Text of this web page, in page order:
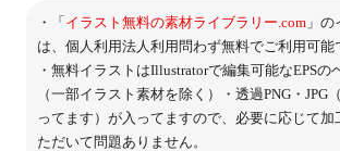
・「イラスト無料の素材ライブラリー.com」の
は、個人利用法人利用問わず無料でご利用可能
・無料イラストはIllustratorで編集可能なEPSの
（一部イラスト素材を除く）・透過PNG・JPG
ってます）が入ってますので、必要に応じて加
ただいて問題ありません。